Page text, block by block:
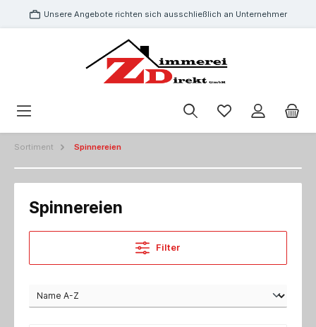
Unsere Angebote richten sich ausschließlich an Unternehmer
Sortiment Spinnereien
Spinnereien
Filter